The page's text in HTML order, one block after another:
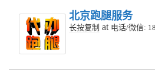
北京跑腿服务
长按复制 at 电话/微信: